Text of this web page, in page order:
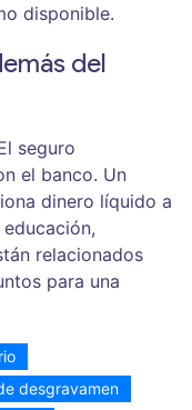
disponible.
del
seguro
el banco. Un
dinero líquido a
relacionados
para una
desgravamen